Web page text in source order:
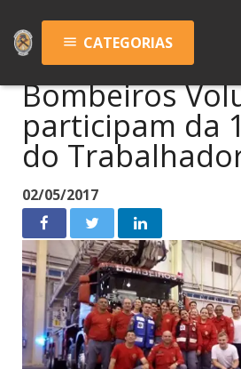
menu CATEGORIAS
Bombeiros
participam da
do
02/05/2017